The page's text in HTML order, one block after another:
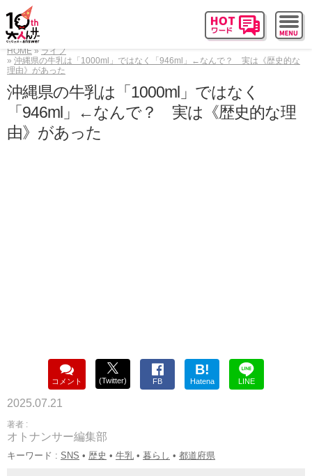
HOME
ライフ
沖縄県の牛乳は「1000ml」ではなく「946ml」←なんで？ 実は《歴史的な
理由》があった
沖縄県の牛乳は「1000ml」ではなく
「946ml」←なんで？ 実は《歴史的な理
由》があった
コメント (Twitter) FB
B!
Hatena LINE
2025.07.21
著者 :
オトナンサー編集部
キーワード : SNS • 歴史 • 牛乳 • 暮らし • 都道府県